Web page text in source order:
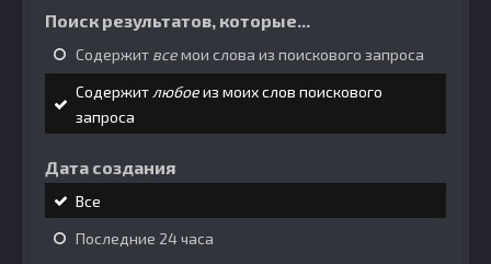
Поиск результатов, которые...
Содержит всемои слова из поискового запроса
Содержитлюбоеиз моих слов поискового
запроса
Дата создания
Все
Последние 24 часа